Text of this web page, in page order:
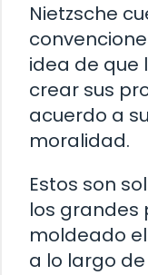
Nietzsche
idea de que
crear sus
acuerdo a
moralidad.
Estos son
los grandes
moldeado
a lo largo